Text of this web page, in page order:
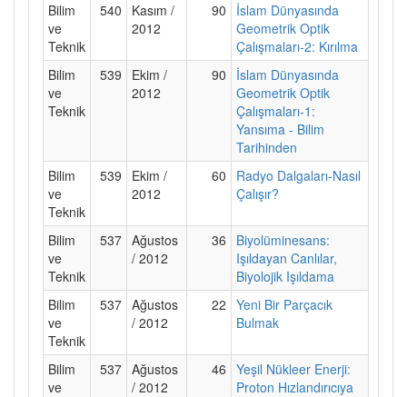
Bilim
ve
Teknik
540
Kasım /
2012
90
İslam Dünyasında
Geometrik Optik
Çalışmaları-2: Kırılma
Bilim
ve
Teknik
539
Ekim /
2012
90
İslam Dünyasında
Geometrik Optik
Çalışmaları-1:
Yansıma - Bilim
Tarihinden
Bilim
ve
Teknik
539
Ekim /
2012
60
Radyo Dalgaları-Nasıl
Çalışır?
Bilim
ve
Teknik
537 Ağustos
/ 2012
36
Biyolüminesans:
Işıldayan Canlılar,
Biyolojik Işıldama
Bilim
ve
Teknik
537 Ağustos
/ 2012
22 Yeni Bir Parçacık
Bulmak
Bilim
ve
537 Ağustos
/ 2012
46 Yeşil Nükleer Enerji:
Proton Hızlandırıcıya